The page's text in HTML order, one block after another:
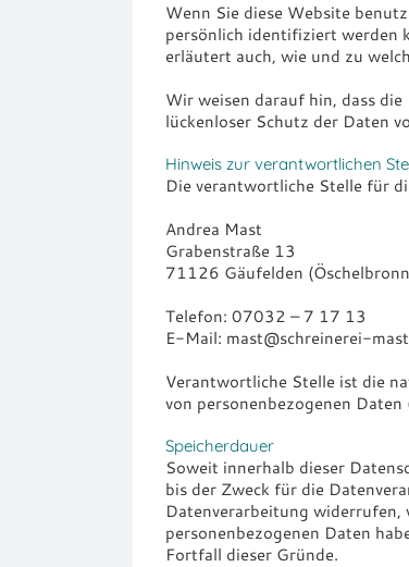
Wenn Sie diese Website
persönlich identifiziert werden
erläutert auch, wie und zu
Wir weisen darauf hin, dass
lückenloser Schutz der Daten
Hinweis zur verantwortlichen
Die verantwortliche Stelle für
Andrea Mast
Grabenstraße 13
71126 Gäufelden
Telefon: 07032 – 7 17 13
E-Mail: mast@schreinerei-
Verantwortliche Stelle ist die
von personenbezogenen
Speicherdauer
Soweit innerhalb dieser
bis der Zweck für die
Datenverarbeitung widerrufen,
personenbezogenen Daten
Fortfall dieser Gründe.